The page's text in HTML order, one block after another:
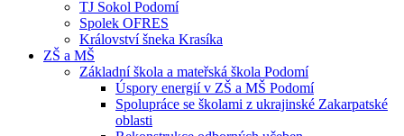
TJ Sokol Podomí
Spolek OFRES
Království šneka Krasíka
ZŠ a MŠ
Základní škola a mateřská škola Podomí
Úspory energií v ZŠ a MŠ Podomí
Spolupráce se školami z ukrajinské Zakarpatské
oblasti